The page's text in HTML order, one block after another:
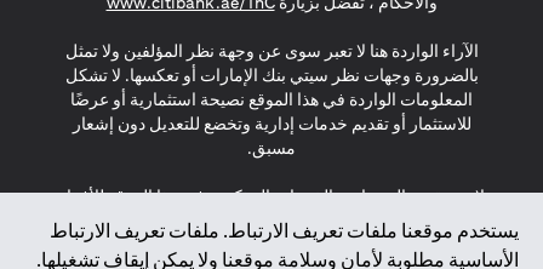
يستخدم موقعنا ملفات تعريف الارتباط. ملفات تعريف الارتباط
الأساسية مطلوبة لأمان وسلامة موقعنا ولا يمكن إيقاف تشغيلها.
الآراء الواردة هنا لا تعبر سوى عن وجهة نظر المؤلفين ولا تمثل
بالضرورة وجهات نظر سيتي بنك الإمارات أو تعكسها. لا تشكل
المعلومات الواردة في هذا الموقع نصيحة استثمارية أو عرضًا
للاستثمار أو تقديم خدمات إدارية وتخضع للتعديل دون إشعار
مسبق.
لا يتم تقديم المنتجات والخدمات المذكورة في هذا الموقع للأفراد
المقيمين في الاتحاد الأوروبي أو المنطقة الاقتصادية الأوروبية أو
سويسرا أو غيرنسي أو جيرسي أو موناكو أو سان مارينو أو